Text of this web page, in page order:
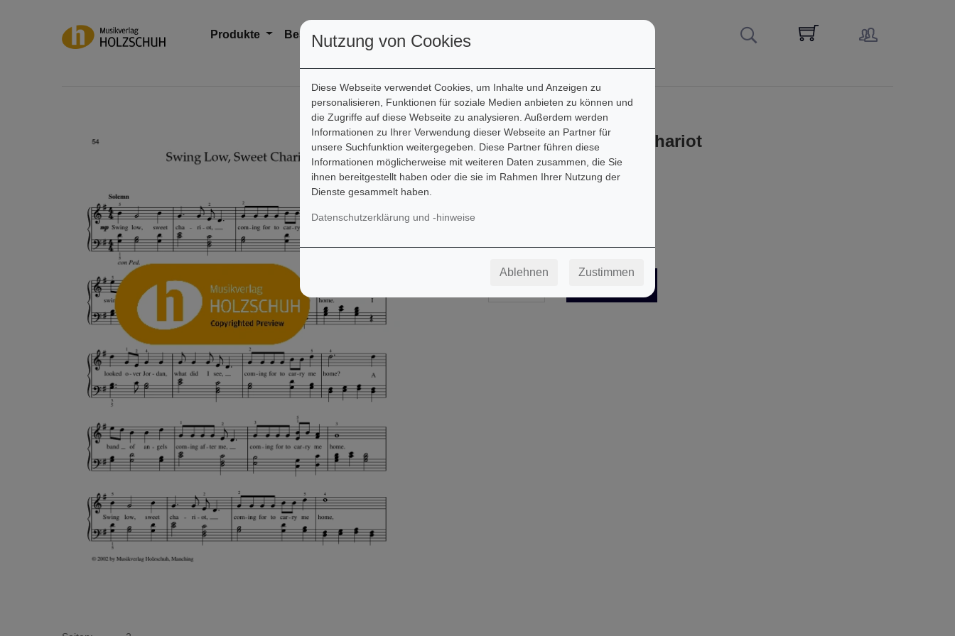
Nutzung von Cookies
Diese Webseite verwendet Cookies, um Inhalte und Anzeigen zu
personalisieren, Funktionen für soziale Medien anbieten zu können und
die Zugriffe auf diese Webseite zu analysieren. Außerdem werden
Informationen zu Ihrer Verwendung dieser Webseite an Partner für
unsere Suchfunktion weitergegeben. Diese Partner führen diese
Informationen möglicherweise mit weiteren Daten zusammen, die Sie
ihnen bereitgestellt haben oder die sie im Rahmen Ihrer Nutzung der
Dienste gesammelt haben.
Datenschutzerklärung und -hinweise
Ablehnen Zustimmen
Produkte Bestseller Downloads
Swing Low, Sweet Chariot